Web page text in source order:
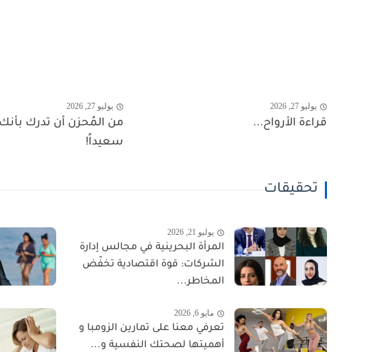
يوليو 27, 2026
قراءة الأرواح...
يوليو 27, 2026
من المُحزن أن تدرك
سعيداً!
تحقيقات
يوليو 21, 2026
المرأة البحرينية في مجالس إدارة
الشركات: قوة اقتصادية تخفّض
المخاطر...
مايو 6, 2026
تعرفي معنا على تمارين الزومبا و
أهميتها لصحتك النفسية و...